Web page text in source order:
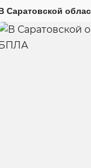
Саратовской